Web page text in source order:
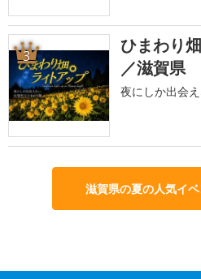
3
ひまわり
／滋賀県
夜にしか出会
滋賀県の夏の人気イ